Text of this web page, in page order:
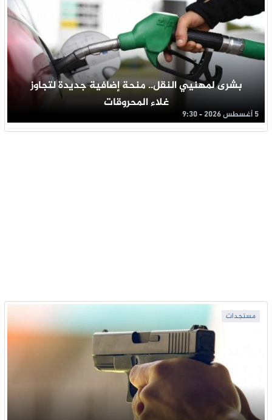
بشرى لمهنيي النقل.. منحة إضافية جديدة لتجاوز
غلاء المحروقات
5 أغسطس 2026 - 9:30
مستجدات